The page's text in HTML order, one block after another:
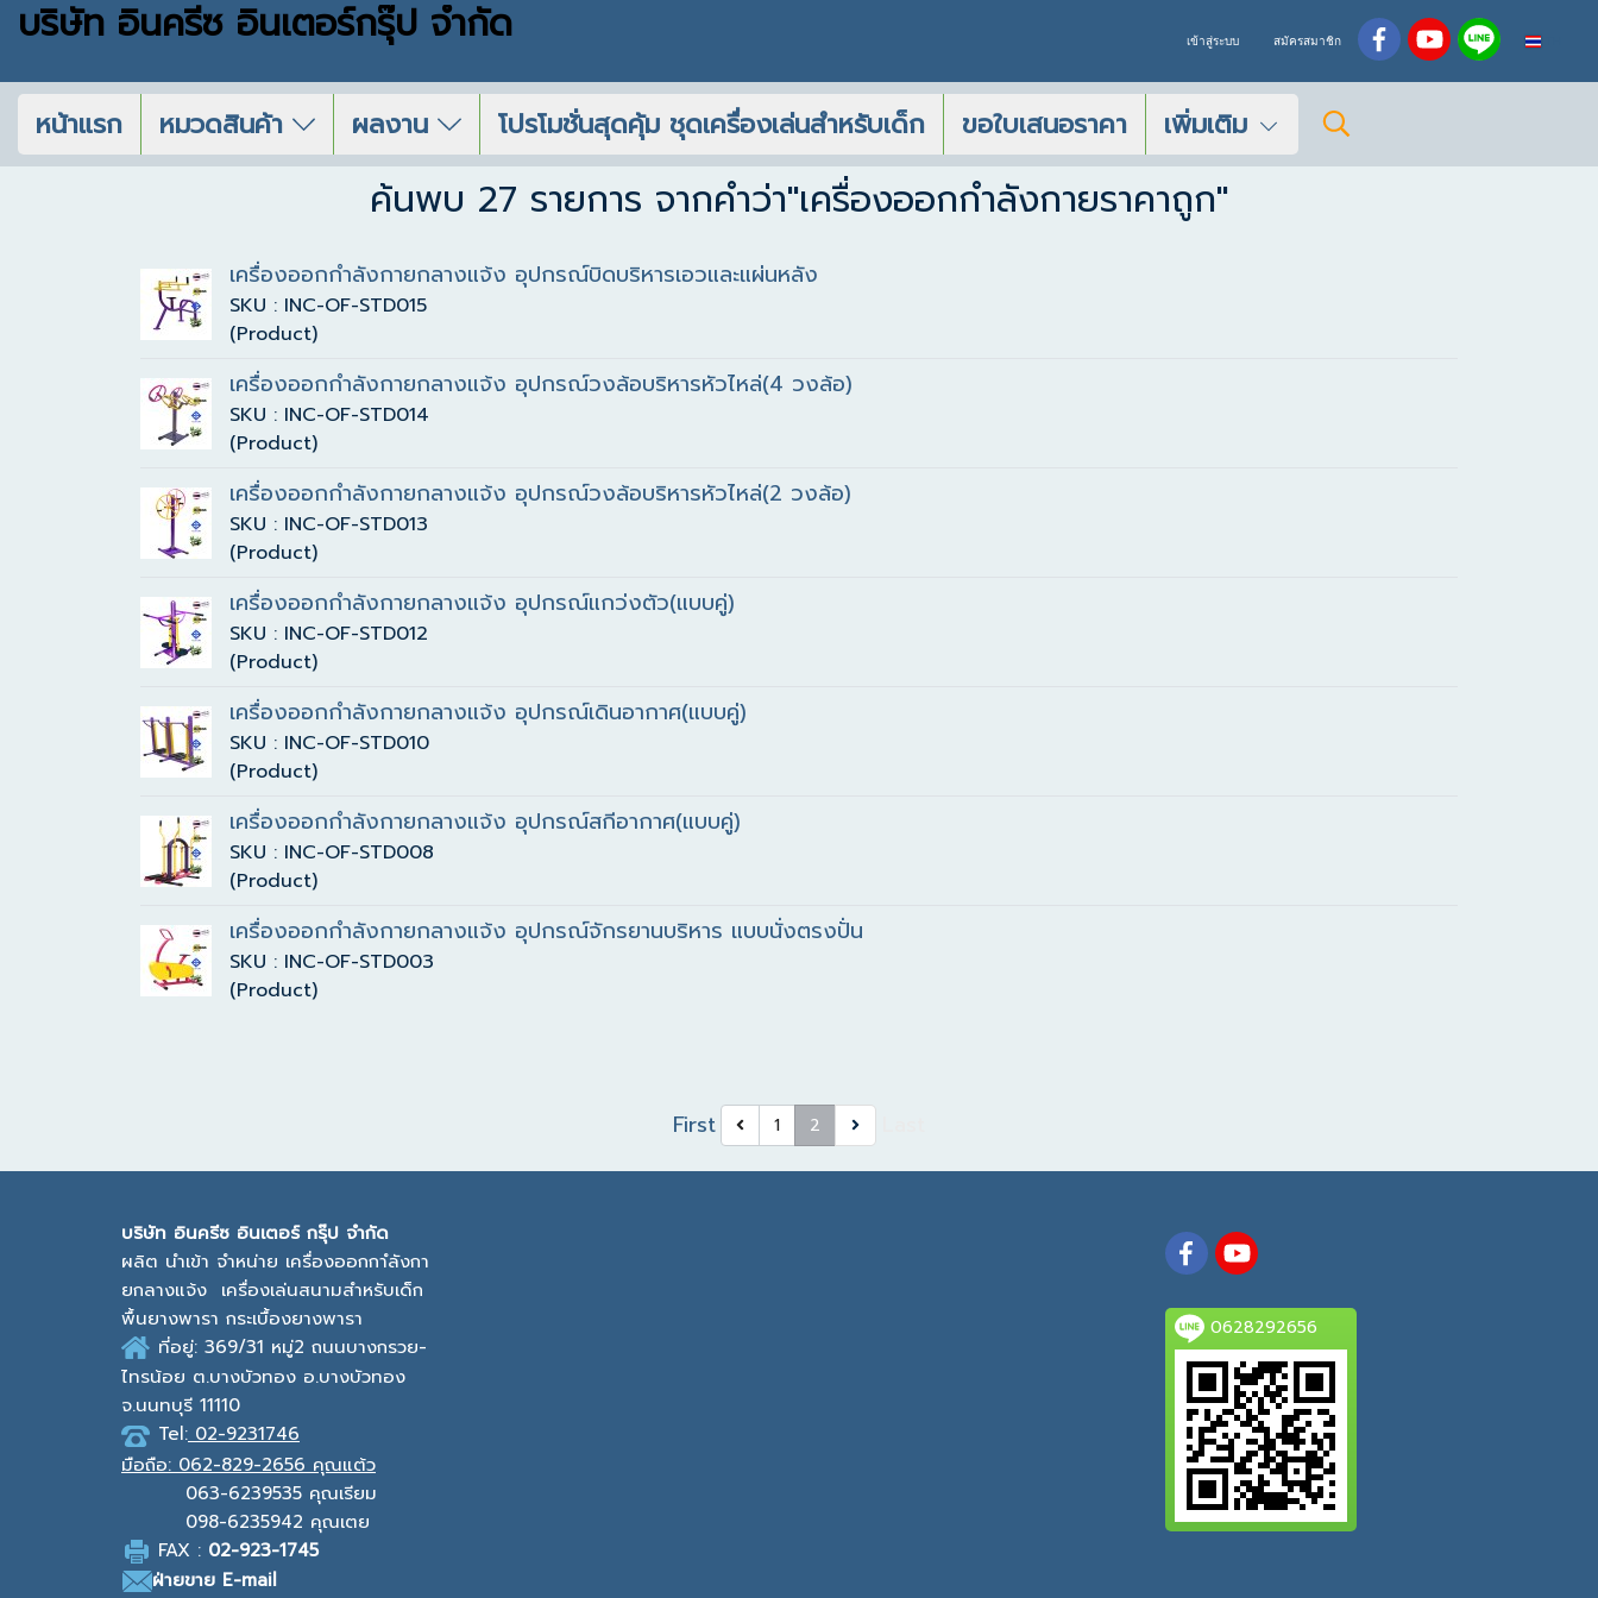
บริษัท อินครีซ อินเตอร์กรุ๊ป จำกัด เข้าสู่ระบบ สมัครสมาชิก
หน้าแรก หมวดสินค้า ผลงาน โปรโมชั่นสุดคุ้ม ชุดเครื่องเล่นสำหรับเด็ก ขอใบเสนอราคา เพิ่มเติม
ค้นพบ 27 รายการ จากคำว่า"เครื่องออกกำลังกายราคาถูก"
เครื่องออกกำลังกายกลางแจ้ง อุปกรณ์บิดบริหารเอวและแผ่นหลัง
SKU : INC-OF-STD015
(Product)
เครื่องออกกำลังกายกลางแจ้ง อุปกรณ์วงล้อบริหารหัวไหล่(4 วงล้อ)
SKU : INC-OF-STD014
(Product)
เครื่องออกกำลังกายกลางแจ้ง อุปกรณ์วงล้อบริหารหัวไหล่(2 วงล้อ)
SKU : INC-OF-STD013
(Product)
เครื่องออกกำลังกายกลางแจ้ง อุปกรณ์แกว่งตัว(แบบคู่)
SKU : INC-OF-STD012
(Product)
เครื่องออกกำลังกายกลางแจ้ง อุปกรณ์เดินอากาศ(แบบคู่)
SKU : INC-OF-STD010
(Product)
เครื่องออกกำลังกายกลางแจ้ง อุปกรณ์สกีอากาศ(แบบคู่)
SKU : INC-OF-STD008
(Product)
เครื่องออกกำลังกายกลางแจ้ง อุปกรณ์จักรยานบริหาร แบบนั่งตรงปั่น
SKU : INC-OF-STD003
(Product)
First 1 2
บริษัท อินครีซ อินเตอร์ กรุ๊ป จำกัด
ผลิต นำเข้า จำหน่าย เครื่องออกกาํลังกา
ยกลางแจ้ง เครื่องเล่นสนามสำหรับเด็ก
พื้นยางพารา กระเบื้องยางพารา
ที่อยู่: 369/31 หมู่2 ถนนบางกรวย-
ไทรน้อย ต.บางบัวทอง อ.บางบัวทอง
จ.นนทบุรี 11110
Tel: 02-9231746
มือถือ: 062-829-2656 คุณแต้ว
063-6239535 คุณเรียม
098-6235942 คุณเตย
FAX : 02-923-1745
ฝ่ายขาย E-mail
0628292656